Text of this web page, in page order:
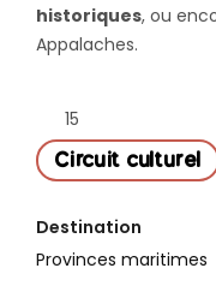
historiques, ou
Appalaches.
15
Circuit culturel
Destination
Provinces maritimes